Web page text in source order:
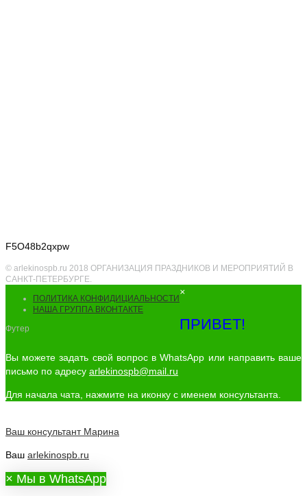
F5O48b2qxpw
© arlekinospb.ru 2018 ОРГАНИЗАЦИЯ ПРАЗДНИКОВ И МЕРОПРИЯТИЙ В
САНКТ-ПЕТЕРБУРГЕ.
ПОЛИТИКА КОНФИДИЦИАЛЬНОСТИ
НАША ГРУППА ВКОНТАКТЕ
Футер
×
ПРИВЕТ!
Вы можете задать свой вопрос в WhatsApp или направить ваше
письмо по адресу arlekinospb@mail.ru
Для начала чата, нажмите на иконку с именем консультанта.
Ваш консультант Марина
Ваш arlekinospb.ru
× Мы в WhatsApp